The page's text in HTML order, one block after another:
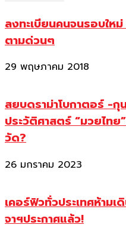
ลงทะเบียนคนจนรอบให
ตามด่วนๆ
29 พฤษภาคม 2018
สยบดราม่าโบกาตอร์ -
ประวัติศาสตร์ “มวยไท
วัด?
26 มกราคม 2023
เคอร์ฟิวทั่วประเทศห้าม
จาฯประกาศแล้ว!